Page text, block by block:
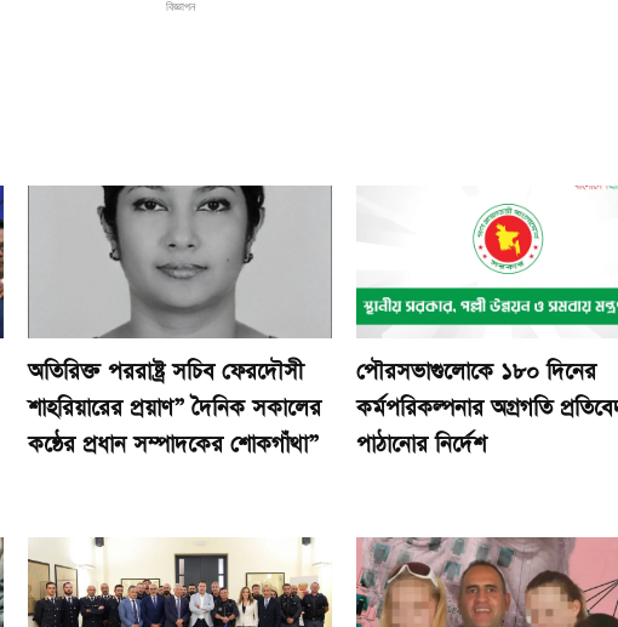
বিজ্ঞাপন
অতিরিক্ত পররাষ্ট্র সচিব ফেরদৌসী
শাহরিয়ারের প্রয়াণ” দৈনিক সকালের
কন্ঠের প্রধান সম্পাদকের শোকগাঁথা”
পৌরসভাগুলোকে ১৮০ দিনের
কর্মপরিকল্পনার অগ্রগতি
পাঠানোর নির্দেশ